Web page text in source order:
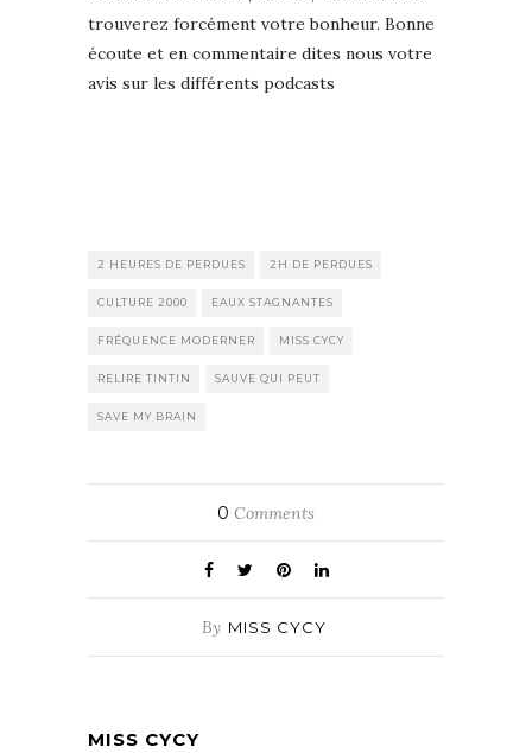
trouverez forcément votre bonheur. Bonne
écoute et en commentaire dites nous votre
avis sur les différents podcasts
2 HEURES DE PERDUES 2H DE PERDUES
CULTURE 2000 EAUX STAGNANTES
FRÉQUENCE MODERNER MISS CYCY
RELIRE TINTIN SAUVE QUI PEUT
SAVE MY BRAIN
0 Comments
By MISS CYCY
MISS CYCY